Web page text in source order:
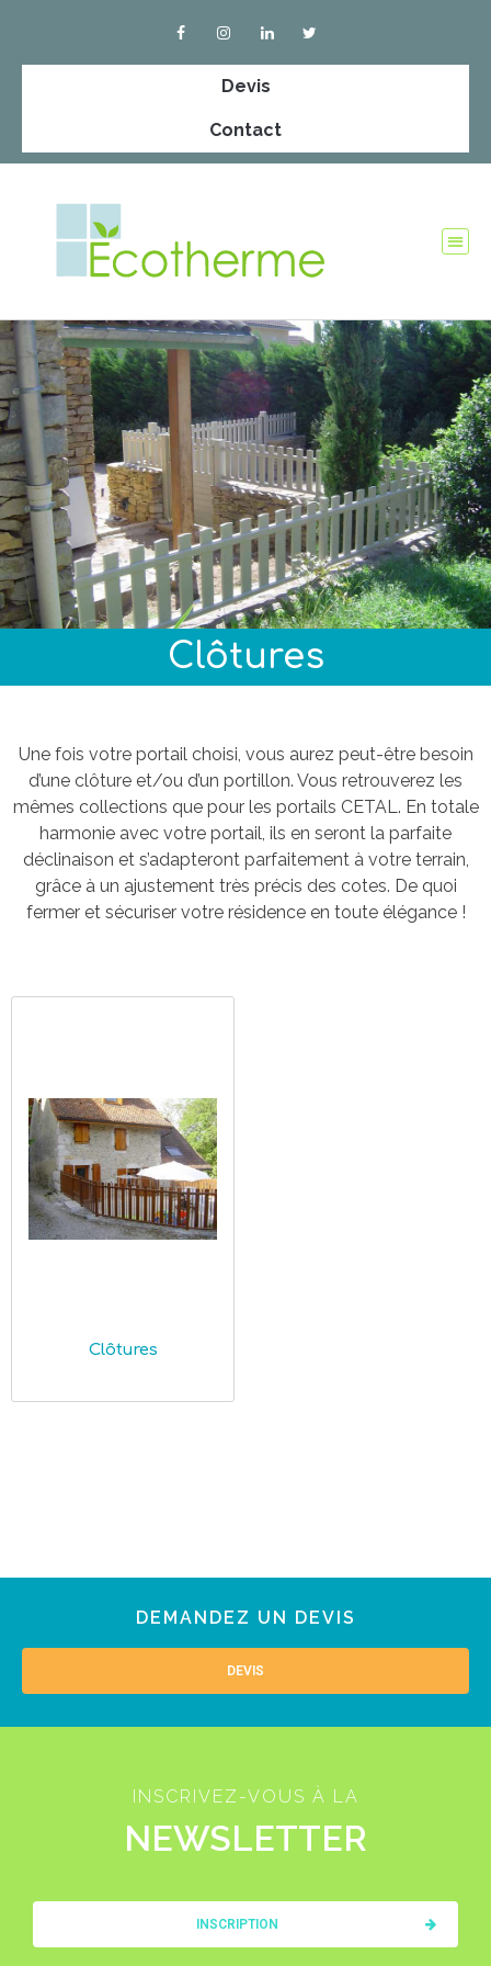
Devis
Contact
Clôtures
Une fois votre portail choisi, vous aurez peut-être besoin
d’une clôture et/ou d’un portillon. Vous retrouverez les
mêmes collections que pour les portails CETAL. En totale
harmonie avec votre portail, ils en seront la parfaite
déclinaison et s’adapteront parfaitement à votre terrain,
grâce à un ajustement très précis des cotes. De quoi
fermer et sécuriser votre résidence en toute élégance !
Clôtures
DEMANDEZ UN DEVIS
DEVIS
INSCRIVEZ-VOUS À LA
NEWSLETTER
INSCRIPTION